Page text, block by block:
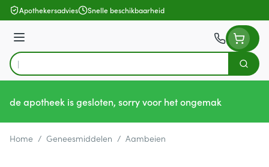
Ga naar de inhoud
Apothekersadvies Snelle beschikbaarheid
Menu
Product, merk, categorie...
Zoek
de apotheek is gesloten, sorry voor het ongemak
Home / Geneesmiddelen / Aambeien